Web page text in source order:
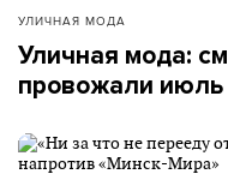
УЛИЧНАЯ МОДА
Уличная мода:
провожали июль